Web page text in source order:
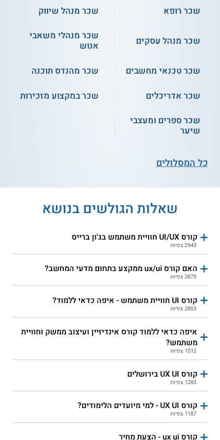
Product Design UX UI
שירות אישי חינם
מדיאטק ג'ון ברייס חיפה -
ג'ון ברייס ירושלים - קורס
UX
חשיפה - האוניברסיטה
האקריו - עיצוב גרפי עם
התמחות ב-UI/UX
ג'ון ברייס - קורס מאפייני
חוויית משתמש UX
טכניון חוץ - אפיון חוויית
משתמש
קווים - קורס חוויית
משתמש
iNT - עיצוב גרפי ובניית
אתרים
תילתן לעיצוב - קורס UI
UX
תילתן לעיצוב - מולטימדיה
עיצוב אתרים וחוויית
משתמש
פסיכולוגיה וחוויית
שכר רופא
שכר מנהל שיווק
שכר מנהל עסקים
שכר מנהלי משאבי
אנוש
שכר טכנאי מחשבים
שכר מהנדס תוכנה
שכר אדריכלים
שכר במקצוע מזכירות
שכר ספרים ומעצבי
שיער
כל המסלולים
שאלות הגולשים בנושא
קורס UI/UX חוויית משתמש בג'ון ברייס
2943 צפיות
האם קורס ux/ui ממקצע בתחום מדעי המחשב?
2875 צפיות
קורס UI חוויית משתמש - איפה כדאי ללמוד?
2803 צפיות
איפה כדאי ללמוד קורס אינדיזיין ועיצוב ממשק וחוויית
משתמש?
1512 צפיות
קורס UX UI בירושלים
1283 צפיות
קורס UX UI - למי מיועדים הלימודים?
1187 צפיות
קורס ux ui - הצעת מחיר